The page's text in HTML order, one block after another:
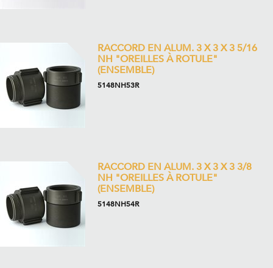
RACCORD EN ALUM. 3 X 3 X 3 5/16
NH "OREILLES À ROTULE"
(ENSEMBLE)
5148NH53R
RACCORD EN ALUM. 3 X 3 X 3 3/8
NH "OREILLES À ROTULE"
(ENSEMBLE)
5148NH54R